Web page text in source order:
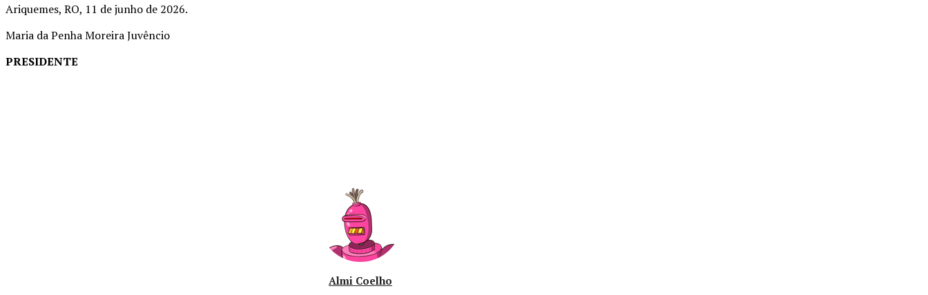
Ariquemes, RO, 11 de junho de 2026.
Maria da Penha Moreira Juvêncio
PRESIDENTE
Almi Coelho